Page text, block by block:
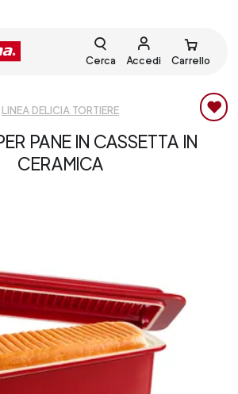
Cerca Accedi Carrello
LINEA DELICIA TORTIERE
PANE IN CASSETTA IN
CERAMICA